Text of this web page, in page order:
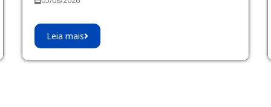
Leia mais